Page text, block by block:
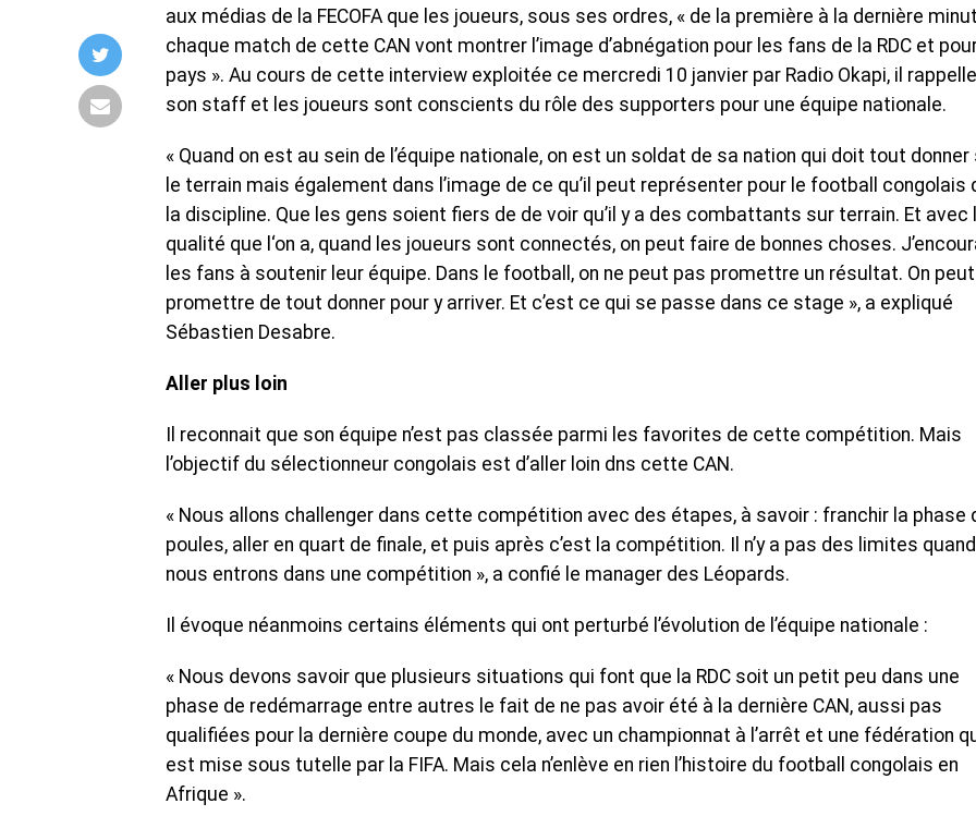
aux médias de la FECOFA que les joueurs, sous ses ordres, « de la première à la dernière
chaque match de cette CAN vont montrer l’image d’abnégation pour les fans de la RDC et
pays ». Au cours de cette interview exploitée ce mercredi 10 janvier par Radio Okapi, il
son staff et les joueurs sont conscients du rôle des supporters pour une équipe nationale.
« Quand on est au sein de l’équipe nationale, on est un soldat de sa nation qui doit tout donner
le terrain mais également dans l’image de ce qu’il peut représenter pour le football congolais
la discipline. Que les gens soient fiers de de voir qu’il y a des combattants sur terrain. Et avec
qualité que l‘on a, quand les joueurs sont connectés, on peut faire de bonnes choses.
les fans à soutenir leur équipe. Dans le football, on ne peut pas promettre un résultat. On peut
promettre de tout donner pour y arriver. Et c’est ce qui se passe dans ce stage », a expliqué
Sébastien Desabre.
Aller plus loin
Il reconnait que son équipe n’est pas classée parmi les favorites de cette compétition. Mais
l’objectif du sélectionneur congolais est d’aller loin dns cette CAN.
« Nous allons challenger dans cette compétition avec des étapes, à savoir : franchir la phase
poules, aller en quart de finale, et puis après c’est la compétition. Il n’y a pas des limites quand
nous entrons dans une compétition », a confié le manager des Léopards.
Il évoque néanmoins certains éléments qui ont perturbé l’évolution de l’équipe nationale :
« Nous devons savoir que plusieurs situations qui font que la RDC soit un petit peu dans une
phase de redémarrage entre autres le fait de ne pas avoir été à la dernière CAN, aussi pas
qualifiées pour la dernière coupe du monde, avec un championnat à l’arrêt et une fédération
est mise sous tutelle par la FIFA. Mais cela n’enlève en rien l’histoire du football congolais en
Afrique ».